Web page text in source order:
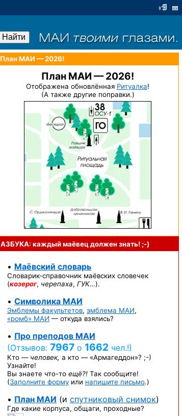
План МАИ — 2026!
План МАИ — 2026!
Отображена обновлённая Ритуалка!
(А также другие поправки.)
АЗБУКА: каждый маёвец должензнать! ;-)
• Маёвский словарь
Словарик-справочник маёвских словечек
(козерог, черепаха, ГУК…).
• Символика МАИ
Эмблемы факультетов, эмблема МАИ,
«ромб» МАИ — откуда взялись?
• Про преподов МАИ
(Отзывов: 7967 о 1662 чел.!)
Кто — человек, а кто — «Армагеддон»? ;-)
Узнайте!
Вы знаете что-то ещё?! Так сообщите!
(Заполните форму или напишите письмо.)
• План МАИ (и спутниковый снимок)
Где какие корпуса, общаги, проходные?